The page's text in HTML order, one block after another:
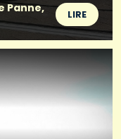
Panne,
LIRE